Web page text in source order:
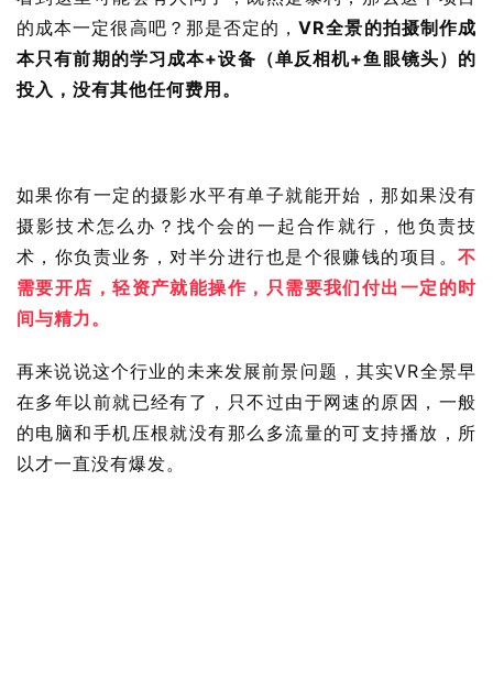
的成本一定很高吧？那是否定的，VR全景的拍摄制作成
本只有前期的学习成本+设备（单反相机+鱼眼镜头）的
投入，没有其他任何费用。
如果你有一定的摄影水平有单子就能开始，那如果没有
摄影技术怎么办？找个会的一起合作就行，他负责技
术，你负责业务，对半分进行也是个很赚钱的项目。 不
需要开店，轻资产就能操作，只需要我们付出一定的时
间与精力。
再来说说这个行业的未来发展前景问题，其实VR全景早
在多年以前就已经有了，只不过由于网速的原因，一般
的电脑和手机压根就没有那么多流量的可支持播放，所
以才一直没有爆发。